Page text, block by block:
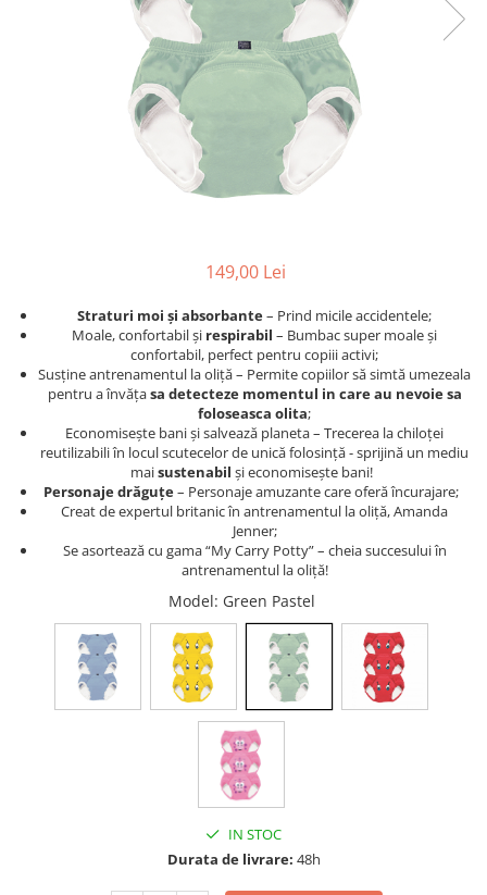
Jucarii pentru dentitie
CHARLIE BANANA
LOVE TO DREAM
Sac de dormit cu piciorușe
Sac de dormit pentru tranziție
Chilotei de antrenament la olita
Olite si reductoare
BABIATORS
149,00 Lei
Straturi moi și absorbante– Prind micile accidentele;
Moale, confortabil și respirabil – Bumbac super moale și
confortabil, perfect pentru copiii activi;
Susține antrenamentul la oliță – Permite copiilor să simtă umezeala
pentru a învățasa detecteze momentul in care au nevoie sa
foloseasca olita;
Economisește bani și salvează planeta – Trecerea la chiloței
reutilizabili în locul scutecelor de unică folosință - sprijină un mediu
maisustenabil și economisește bani!
Personaje drăguțe– Personaje amuzante care oferă încurajare;
Creat de expertul britanic în antrenamentul la oliță, Amanda
Jenner;
Se asortează cu gama “My Carry Potty” – cheia succesului în
antrenamentul la oliță!
Model: Green Pastel
IN STOC
Durata de livrare: 48h